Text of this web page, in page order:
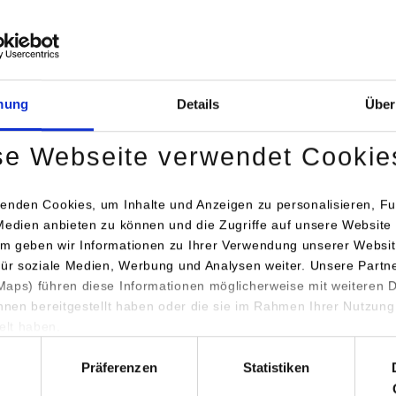
Details
Webseite verwendet
Cookies, um Inhalte und Anzeigen zu personalisieren,
anbieten zu können und die Zugriffe auf unsere Website
geben wir Informationen zu Ihrer Verwendung unserer
soziale Medien, Werbung und Analysen weiter. Unsere
führen diese Informationen möglicherweise mit weiteren
bereitgestellt haben oder die sie im Rahmen Ihrer
Präferenzen Statistiken
Antje Katona ließ es sich nicht nehmen, die
Voraussetzungen für ein Studium hier am Campus, so
im Bereich Technik angeboten – Elektrotechnik,
und Wirtschaftsingenieurwesen.
in Probevorlesungen und Workshops näher unter die
Hochschulformen ein. Auf besonders großes Interesse